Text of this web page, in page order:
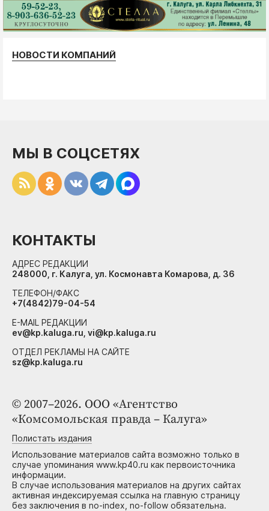
НОВОСТИ КОМПАНИЙ
© 2007–2026. ООО «Агентство
«Комсомольская правда – Калуга»
Полистать издания
Использование материалов сайта возможно только в
случае упоминания www.kp40.ru как первоисточника
информации.
В случае использования материалов на других сайтах
активная индексируемая ссылка на главную страницу
без заключения в no-index, no-follow обязательна.
МЫ В СОЦСЕТЯХ
КОНТАКТЫ
АДРЕС РЕДАКЦИИ
248000, г. Калуга, ул. Космонавта Комарова, д. 36
ТЕЛЕФОН/ФАКС
+7(4842)79-04-54
E-MAIL РЕДАКЦИИ
ev@kp.kaluga.ru, vi@kp.kaluga.ru
ОТДЕЛ РЕКЛАМЫ НА САЙТЕ
sz@kp.kaluga.ru